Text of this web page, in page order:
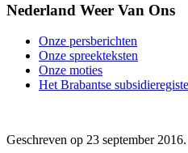
Nederland Weer Van Ons
Onze persberichten
Onze spreekteksten
Onze moties
Het Brabantse
Geschreven op 23 september 2016.